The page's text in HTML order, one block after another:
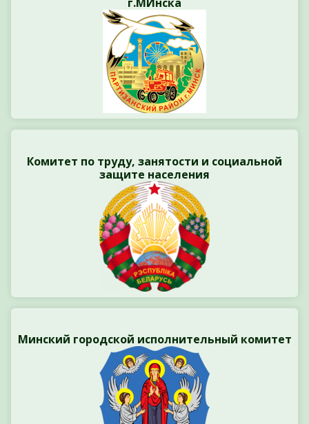
Комитет по труду, занятости и социальной
защите населения
Минский городской исполнительный комитет